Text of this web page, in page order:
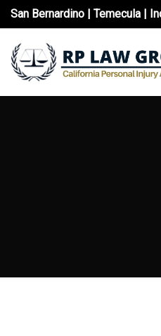
San Bernardino | Temecula |